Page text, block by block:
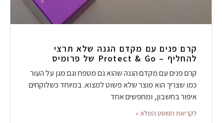
קרם פנים עם מקדם הגנה שלא תרצי
להחליף – Protect & Go של פרומיס
קרם פנים עם מקדם הגנה שהוא גם מטפח וגם מגן על העור
כמו שצריך הוא מוצר שלא פשוט למצוא. במיוחד כשלוקחים
איפור בחשבון, ומחפשים אחד
לקריאת הפוסט המלא »